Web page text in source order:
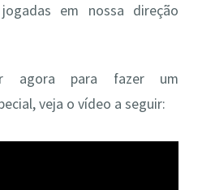
em nossa direção
agora para fazer um
veja o vídeo a seguir: